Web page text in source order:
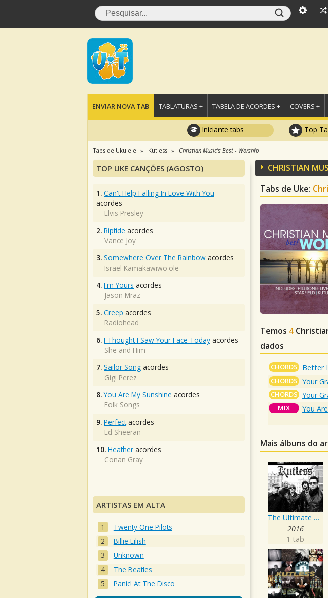
ENVIAR NOVA TAB TABLATURAS + TABELA DE ACORDES + COVERS +
Iniciante tabs Top
Tabs de Ukulele Kutless Christian Music's Best - Worship
CHRISTIAN
Tabs de Uke:
Temos 4
dados
CHORDS Better
CHORDS Your
CHORDS Your
MIX You
Mais álbuns do
The Ultimate Playlist
2016
1 tab
TOP UKE CANÇÕES (AGOSTO)
1. Can't Help Falling In Love With You
acordes
Elvis Presley
2. Riptide acordes
Vance Joy
3. Somewhere Over The Rainbow acordes
Israel Kamakawiwo'ole
4. I'm Yours acordes
Jason Mraz
5. Creep acordes
Radiohead
6. I Thought I Saw Your Face Today acordes
She and Him
7. Sailor Song acordes
Gigi Perez
8. You Are My Sunshine acordes
Folk Songs
9. Perfectacordes
Ed Sheeran
10. Heather acordes
Conan Gray
ARTISTAS EM ALTA
Twenty One Pilots
Billie Eilish
Unknown
The Beatles
Panic! At The Disco